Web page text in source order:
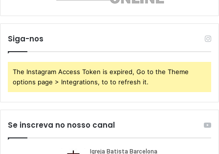
Siga-nos
The Instagram Access Token is expired, Go to the Theme
options page > Integrations, to to refresh it.
Se inscreva no nosso canal